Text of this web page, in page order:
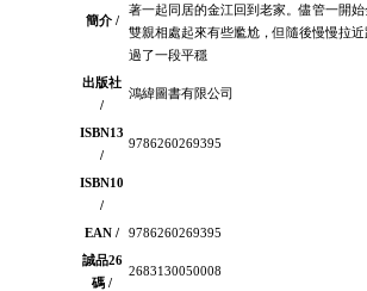
簡介 /
著一起同居的金江回到老家。儘管一開
雙親相處起來有些尷尬，但隨後慢慢拉
過了一段平穩
出版社
/
鴻緯圖書有限公司
ISBN13
/
9786260269395
ISBN10
/
EAN /
9786260269395
誠品26
碼 /
2683130050008